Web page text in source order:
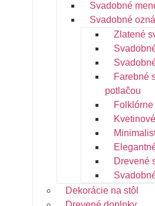
Svadobné
Svadobné
Zlatené
Farebné
potlačou
Drevené
Dekorácie na stôl